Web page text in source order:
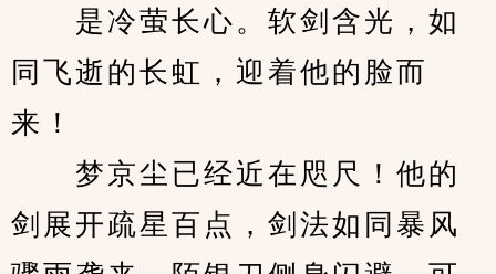
是冷萤长心。软剑含光，如
同飞逝的长虹，迎着他的脸而
来！
梦京尘已经近在咫尺！他的
剑展开疏星百点，剑法如同暴风